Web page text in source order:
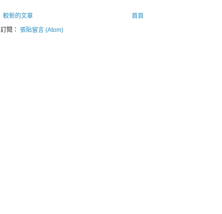
較新的文章
首頁
訂閱： 張貼留言 (Atom)